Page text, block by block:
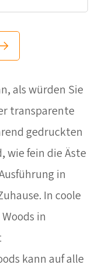
als würden Sie
transparente
gedruckten
wie fein die Äste
in
In coole
in
kann auf alle